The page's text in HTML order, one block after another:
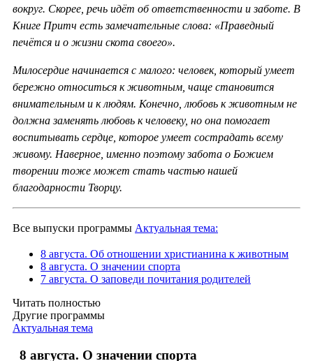
вокруг. Скорее, речь идёт об ответственности и заботе. В
Книге Притч есть замечательные слова: «Праведный
печётся и о жизни скота своего».
Милосердие начинается с малого: человек, который умеет
бережно относиться к животным, чаще становится
внимательным и к людям. Конечно, любовь к животным не
должна заменять любовь к человеку, но она помогает
воспитывать сердце, которое умеет сострадать всему
живому. Наверное, именно поэтому забота о Божием
творении тоже может стать частью нашей
благодарности Творцу.
Все выпуски программы Актуальная тема:
8 августа. Об отношении христианина к животным
8 августа. О значении спорта
7 августа. О заповеди почитания родителей
Читать полностью
Другие программы
Актуальная тема
8 августа. О значении спорта